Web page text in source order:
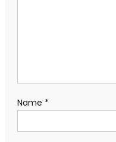
Name *